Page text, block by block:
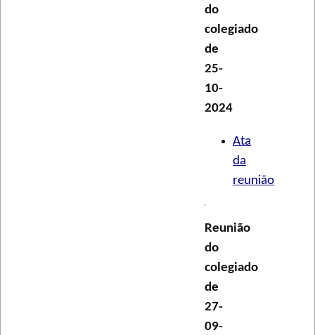
do
colegiado
de
25-
10-
2024
Ata
da
reunião
Reunião
do
colegiado
de
27-
09-